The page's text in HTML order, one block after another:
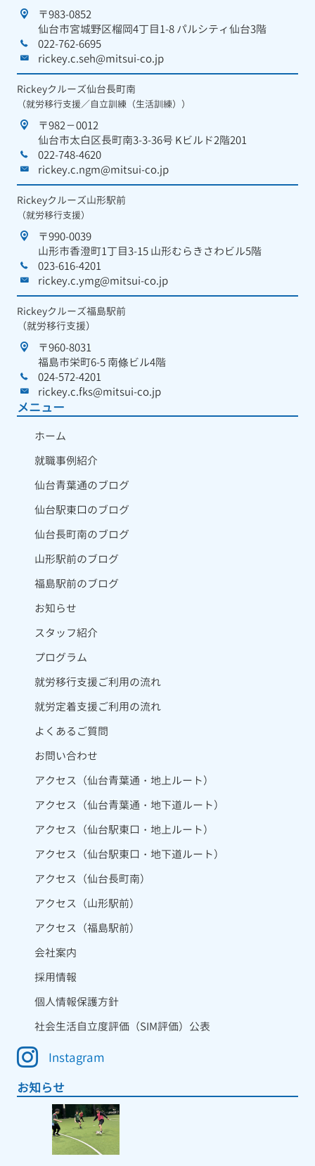
〒983-0852
仙台市宮城野区榴岡4丁目1-8 パルシティ仙台3階
022-762-6695
rickey.c.seh@mitsui-co.jp
Rickeyクルーズ仙台長町南
（就労移行支援／自立訓練（生活訓練））
〒982－0012
仙台市太白区長町南3-3-36号 Kビルド2階201
022-748-4620
rickey.c.ngm@mitsui-co.jp
Rickeyクルーズ山形駅前
（就労移行支援）
〒990-0039
山形市香澄町1丁目3-15 山形むらきさわビル5階
023-616-4201
rickey.c.ymg@mitsui-co.jp
Rickeyクルーズ福島駅前
（就労移行支援）
〒960-8031
福島市栄町6-5 南條ビル4階
024-572-4201
rickey.c.fks@mitsui-co.jp
メニュー
ホーム
就職事例紹介
仙台青葉通のブログ
仙台駅東口のブログ
仙台長町南のブログ
山形駅前のブログ
福島駅前のブログ
お知らせ
スタッフ紹介
プログラム
就労移行支援ご利用の流れ
就労定着支援ご利用の流れ
よくあるご質問
お問い合わせ
アクセス（仙台青葉通・地上ルート）
アクセス（仙台青葉通・地下道ルート）
アクセス（仙台駅東口・地上ルート）
アクセス（仙台駅東口・地下道ルート）
アクセス（仙台長町南）
アクセス（山形駅前）
アクセス（福島駅前）
会社案内
採用情報
個人情報保護方針
社会生活自立度評価（SIM評価）公表
Instagram
お知らせ